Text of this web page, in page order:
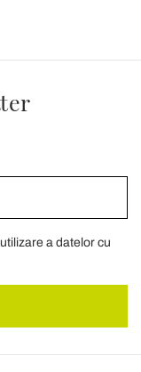
a datelor cu